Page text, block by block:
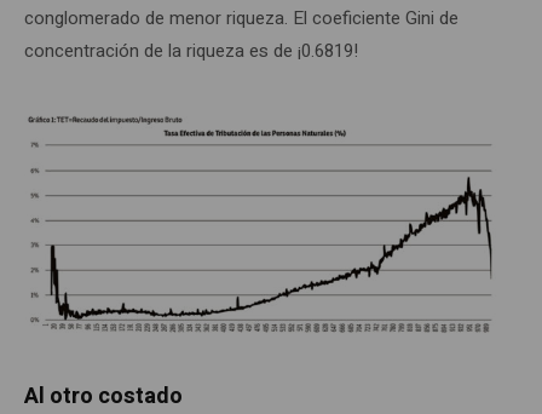
conglomerado de menor riqueza. El coeficiente Gini de
concentración de la riqueza es de ¡0.6819!
Al otro costado